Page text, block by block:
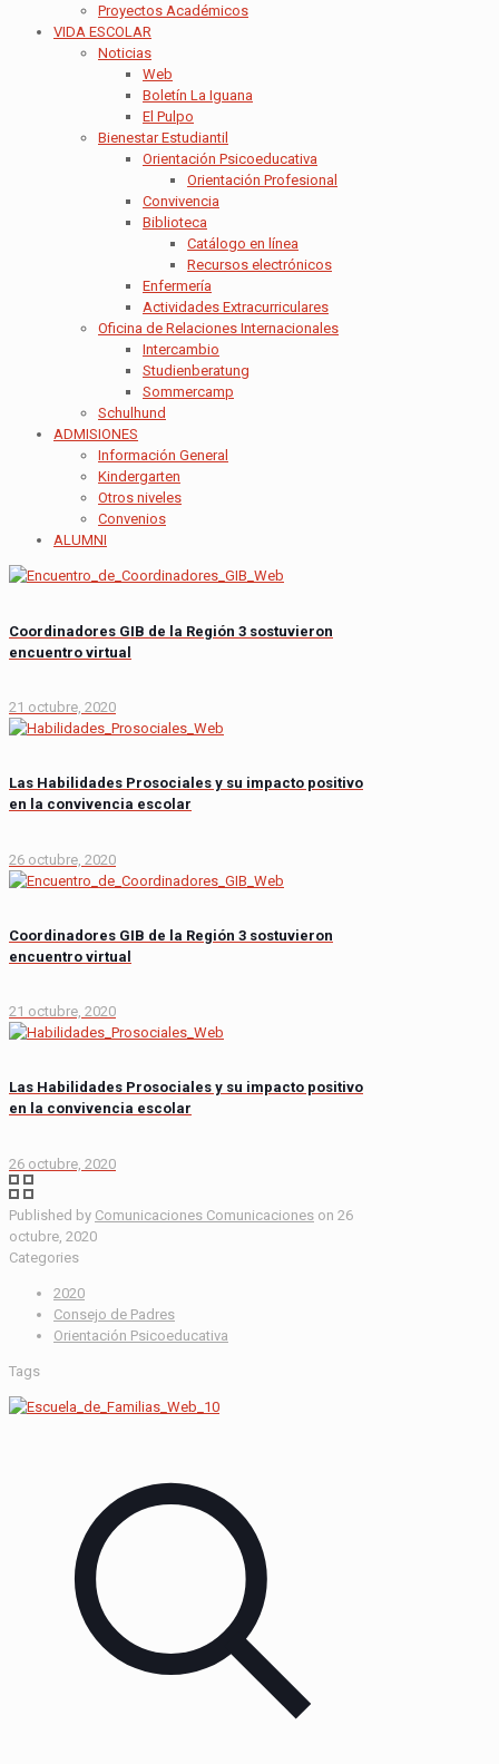
Proyectos Académicos
VIDA ESCOLAR
Noticias
Web
Boletín La Iguana
El Pulpo
Bienestar Estudiantil
Orientación Psicoeducativa
Orientación Profesional
Convivencia
Biblioteca
Catálogo en línea
Recursos electrónicos
Enfermería
Actividades Extracurriculares
Oficina de Relaciones Internacionales
Intercambio
Studienberatung
Sommercamp
Schulhund
ADMISIONES
Información General
Kindergarten
Otros niveles
Convenios
ALUMNI
Coordinadores GIB de la Región 3 sostuvieron
encuentro virtual
21 octubre, 2020
Las Habilidades Prosociales y su impacto positivo
en la convivencia escolar
26 octubre, 2020
Coordinadores GIB de la Región 3 sostuvieron
encuentro virtual
21 octubre, 2020
Las Habilidades Prosociales y su impacto positivo
en la convivencia escolar
26 octubre, 2020
Published by Comunicaciones Comunicaciones on 26
octubre, 2020
Categories
2020
Consejo de Padres
Orientación Psicoeducativa
Tags